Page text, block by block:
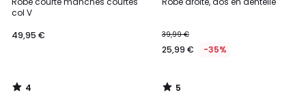
col V
49,95 €
5
4
/
39,99 €
25,99 € -35%
5
/